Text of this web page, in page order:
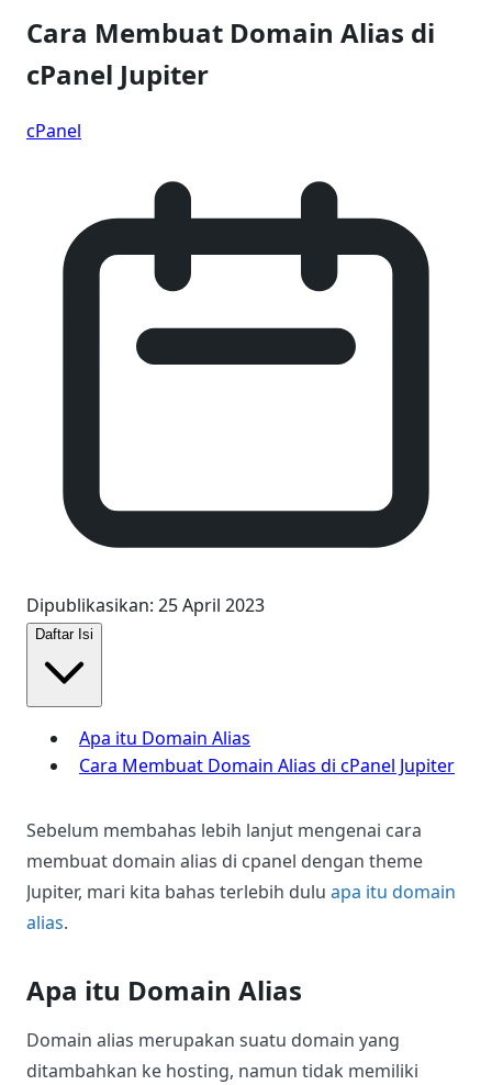
Cara Membuat Domain Alias di
cPanel Jupiter
cPanel
Dipublikasikan: 25 April 2023
Daftar Isi
Apa itu Domain Alias
Cara Membuat Domain Alias di cPanel Jupiter
Sebelum membahas lebih lanjut mengenai cara
membuat domain alias di cpanel dengan theme
Jupiter, mari kita bahas terlebih dulu apa itu domain
alias.
Apa itu Domain Alias
Domain alias merupakan suatu domain yang
ditambahkan ke hosting, namun tidak memiliki